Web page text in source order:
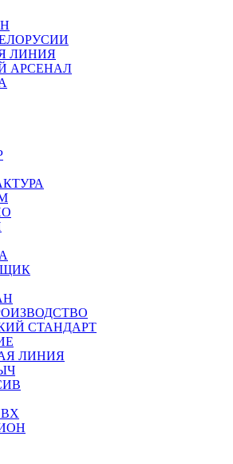
ЛИНИЯ
АРСЕНАЛ
СТАНДАРТ
ЛИНИЯ